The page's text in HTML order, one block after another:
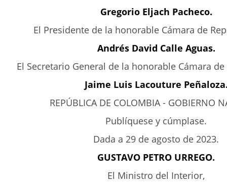
Gregorio Eljach Pacheco.
El Presidente de la honorable Cámara de
Andrés David Calle Aguas.
El Secretario General de la honorable Cámara
Jaime Luis Lacouture
REPÚBLICA DE COLOMBIA - GOBIERNO
Publíquese y cúmplase.
Dada a 29 de agosto de 2023.
GUSTAVO PETRO URREGO.
El Ministro del Interior,